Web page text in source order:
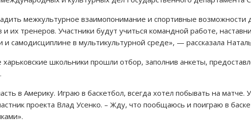
межкультурное взаимопонимание и спортивные возможности
их тренеров. Участники будут учиться командной работе,
самодисциплине в мультикультурной среде», — рассказала
харьковские школьники прошли отбор, заполнив анкеты,
в Америку. Играю в баскетбол, всегда хотел побывать на матче.
проекта Влад Усенко. – Жду, что пообщаюсь и поиграю в